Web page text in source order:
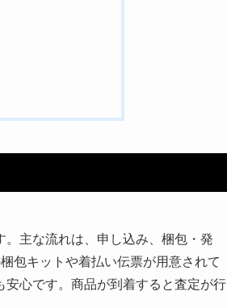
主な流れは、申し込み、梱包・発
包キットや着払い伝票が用意されて
心です。商品が到着すると査定が行